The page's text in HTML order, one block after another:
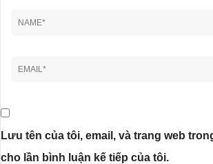
Lưu tên của tôi, email, và trang web
cho lần bình luận kế tiếp của tôi.